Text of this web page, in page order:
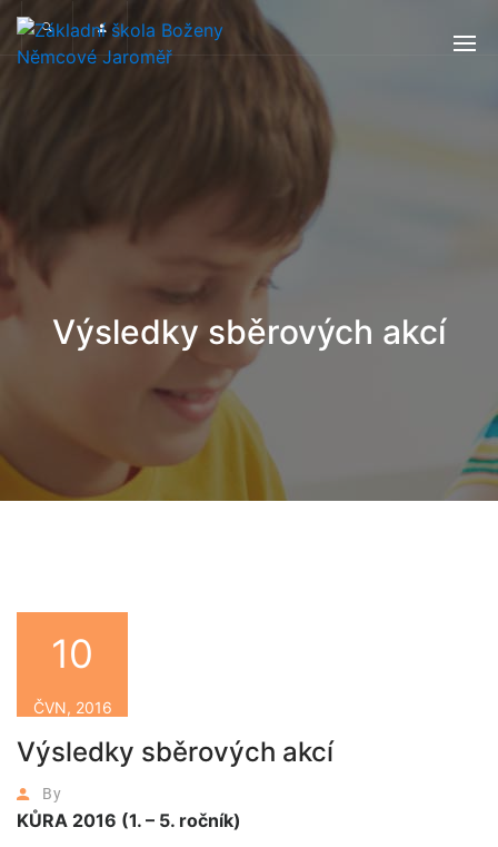
Výsledky sběrových akcí
Výsledky sběrových akcí
By
10
ČVN, 2016
KŮRA 2016 (1. – 5. ročník)